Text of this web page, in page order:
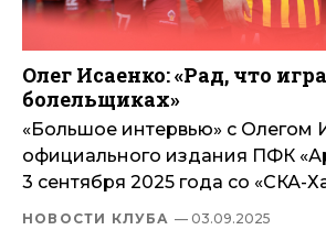
Олег Исаенко: «Рад, что
болельщиках»
«Большое интервью» с Олегом
официального издания ПФК
3 сентября 2025 года со «СКА-
НОВОСТИ КЛУБА — 03.09.2025